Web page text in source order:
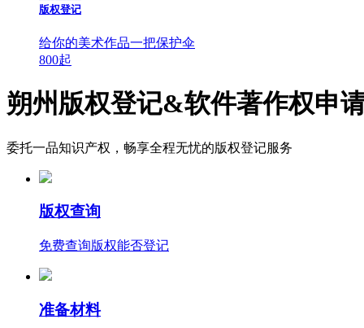
版权登记
给你的美术作品一把保护伞
800起
朔州版权登记&软件著作权申
委托一品知识产权，畅享全程无忧的版权登记服务
版权查询
免费查询版权能否登记
准备材料